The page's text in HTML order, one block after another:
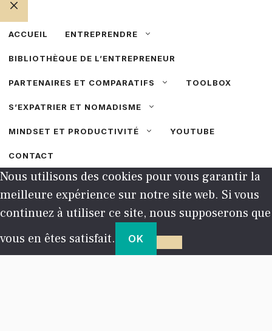
FERMER
ACCUEIL ENTREPRENDRE
BIBLIOTHÈQUE DE L’ENTREPRENEUR
PARTENAIRES ET COMPARATIFS TOOLBOX
S’EXPATRIER ET NOMADISME
MINDSET ET PRODUCTIVITÉ YOUTUBE
CONTACT
Nous utilisons des cookies pour vous garantir la
meilleure expérience sur notre site web. Si vous
continuez à utiliser ce site, nous supposerons que
vous en êtes satisfait.
OK